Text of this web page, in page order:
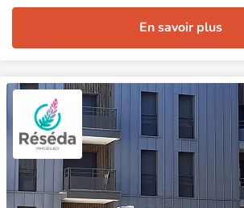
En savoir plus